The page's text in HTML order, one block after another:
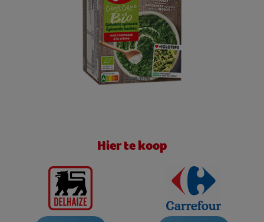
Hier te koop